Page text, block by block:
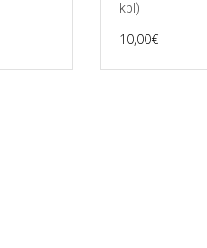
kpl)
10,00€